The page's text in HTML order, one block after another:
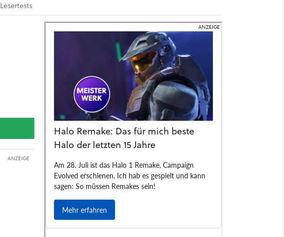
Lesertests
ANZEIGE